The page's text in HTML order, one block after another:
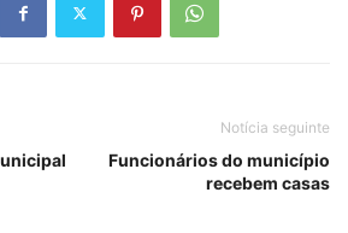
Notícia seguinte
Funcionários do município
recebem casas